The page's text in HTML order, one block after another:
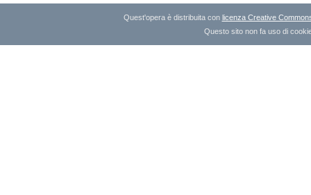
Quest'opera è distribuita con licenza Creative
Questo sito non fa uso di